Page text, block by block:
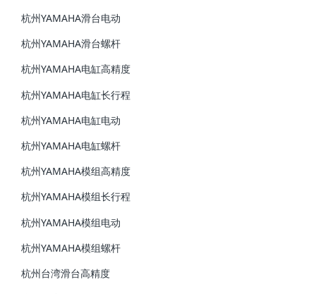
杭州YAMAHA滑台电动
杭州YAMAHA滑台螺杆
杭州YAMAHA电缸高精度
杭州YAMAHA电缸长行程
杭州YAMAHA电缸电动
杭州YAMAHA电缸螺杆
杭州YAMAHA模组高精度
杭州YAMAHA模组长行程
杭州YAMAHA模组电动
杭州YAMAHA模组螺杆
杭州台湾滑台高精度